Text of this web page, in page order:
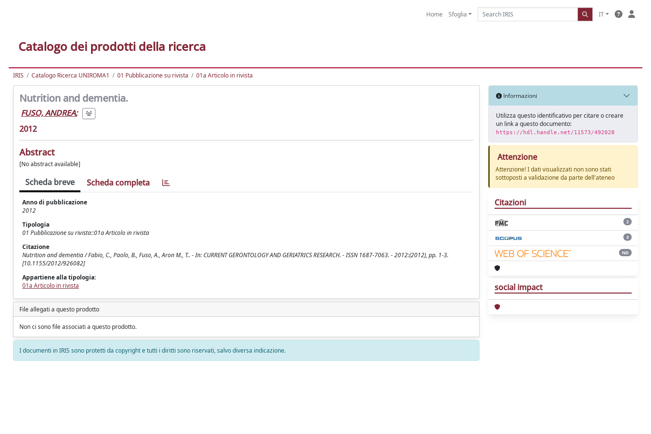
Home Sfoglia IT
Catalogo dei prodotti della ricerca
IRIS Catalogo Ricerca UNIROMA1 01 Pubblicazione su rivista 01a Articolo in rivista
Nutrition and dementia.
FUSO, ANDREA;
2012
Abstract
[No abstract available]
Scheda breve Scheda completa
Anno di pubblicazione
2012
Tipologia
01 Pubblicazione su rivista::01a Articolo in rivista
Citazione
Nutrition and dementia / Fabio, C., Paolo, B., Fuso, A., Aron M., T.. - In: CURRENT GERONTOLOGY AND GERIATRICS RESEARCH. - ISSN 1687-7063. - 2012:(2012), pp. 1-3.
[10.1155/2012/926082]
Appartiene alla tipologia:
01a Articolo in rivista
File allegati a questo prodotto
Non ci sono file associati a questo prodotto.
I documenti in IRIS sono protetti da copyright e tutti i diritti sono riservati, salvo diversa indicazione.
Informazioni
Utilizza questo identificativo per citare o creare
un link a questo documento:
https://hdl.handle.net/11573/492028
Attenzione
Attenzione! I dati visualizzati non sono stati
sottoposti a validazione da parte dell'ateneo
Citazioni
2
3
ND
social impact